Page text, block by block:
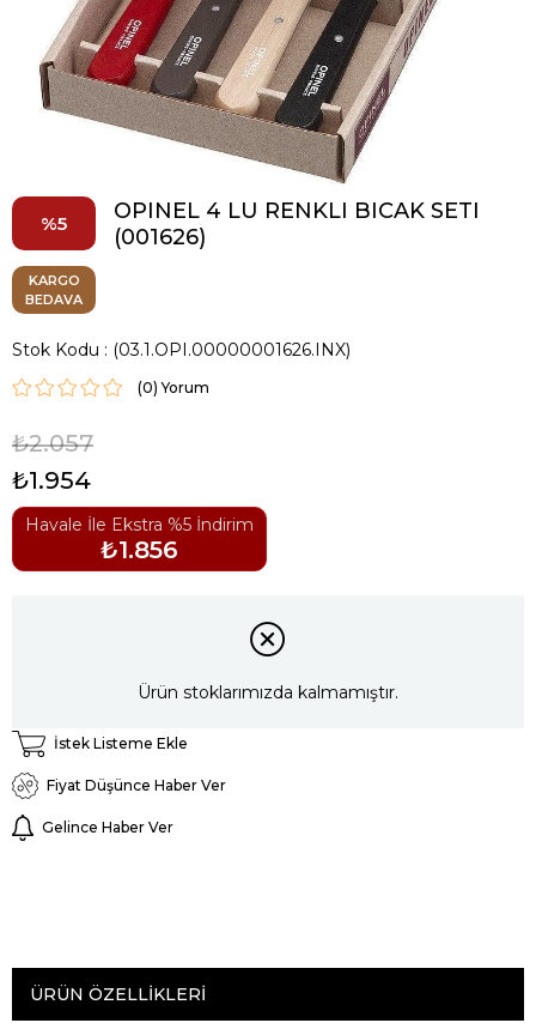
5
OPINEL 4 LU RENKLI BICAK SETI
(001626)
KARGO
BEDAVA
Stok Kodu (03.1.OPI.00000001626.INX)
(0)
₺2.057
₺1.954
Havale İle Ekstra %5 İndirim
₺1.856
Ürün stoklarımızda kalmamıştır.
İstek Listeme Ekle
Fiyat Düşünce Haber Ver
Gelince Haber Ver
ÜRÜN ÖZELLIKLERI